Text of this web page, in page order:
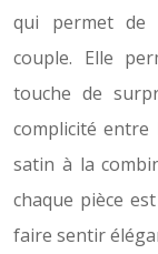
qui permet de
couple. Elle
touche de
complicité entre
satin à la
chaque pièce
faire sentir